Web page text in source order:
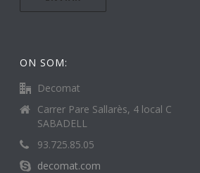
ON SOM:
Decomat
Carrer Pare Sallarès, 4 local C
SABADELL
93.725.85.05
decomat.com